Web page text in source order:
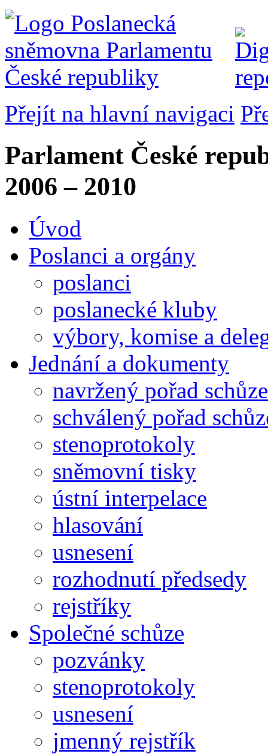
Přejít na hlavní navigaci
Parlament České
2006 – 2010
Úvod
Poslanci a orgány
poslanci
poslanecké kluby
výbory, komise a
Jednání a dokumenty
navržený pořad schůze
schválený pořad
stenoprotokoly
sněmovní tisky
ústní interpelace
hlasování
usnesení
rozhodnutí předsedy
rejstříky
Společné schůze
pozvánky
stenoprotokoly
usnesení
jmenný rejstřík